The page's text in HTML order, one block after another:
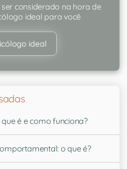
considerado na hora de
ideal para você
ideal
é e como funciona?
o que é?